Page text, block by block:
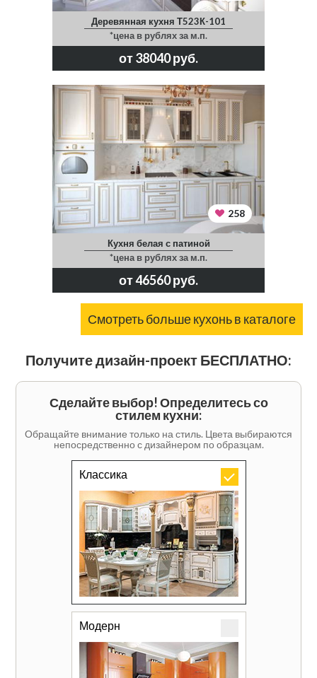
Деревянная кухня Т523К-101
*цена в рублях за м.п.
от 38040 руб.
258
Кухня белая с патиной
*цена в рублях за м.п.
от 46560 руб.
Смотреть больше кухонь в каталоге
Получите дизайн-проект БЕСПЛАТНО:
Сделайте выбор! Определитесь со
стилем кухни:
Обращайте внимание только на стиль. Цвета выбираются
непосредственно с дизайнером по образцам.
Классика
Модерн